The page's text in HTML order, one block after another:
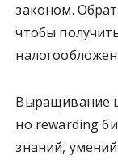
законом.
чтобы
Выращивание
но rewarding
знаний,